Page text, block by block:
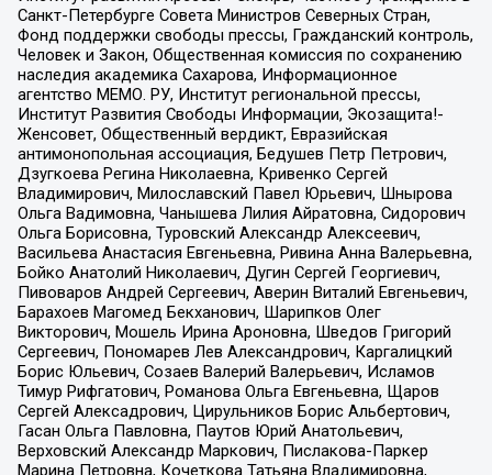
Санкт-Петербурге Совета Министров Северных Стран,
Фонд поддержки свободы прессы, Гражданский контроль,
Человек и Закон, Общественная комиссия по сохранению
наследия академика Сахарова, Информационное
агентство МЕМО. РУ, Институт региональной прессы,
Институт Развития Свободы Информации, Экозащита!-
Женсовет, Общественный вердикт, Евразийская
антимонопольная ассоциация, Бедушев Петр Петрович,
Дзугкоева Регина Николаевна, Кривенко Сергей
Владимирович, Милославский Павел Юрьевич, Шнырова
Ольга Вадимовна, Чанышева Лилия Айратовна, Сидорович
Ольга Борисовна, Туровский Александр Алексеевич,
Васильева Анастасия Евгеньевна, Ривина Анна Валерьевна,
Бойко Анатолий Николаевич, Дугин Сергей Георгиевич,
Пивоваров Андрей Сергеевич, Аверин Виталий Евгеньевич,
Барахоев Магомед Бекханович, Шарипков Олег
Викторович, Мошель Ирина Ароновна, Шведов Григорий
Сергеевич, Пономарев Лев Александрович, Каргалицкий
Борис Юльевич, Созаев Валерий Валерьевич, Исламов
Тимур Рифгатович, Романова Ольга Евгеньевна, Щаров
Сергей Алексадрович, Цирульников Борис Альбертович,
Гасан Ольга Павловна, Паутов Юрий Анатольевич,
Верховский Александр Маркович, Пислакова-Паркер
Марина Петровна, Кочеткова Татьяна Владимировна,